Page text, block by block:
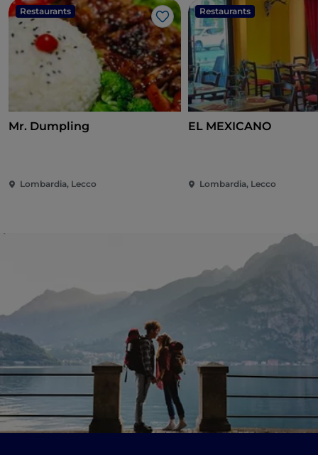
Restaurants
Like
Mr. Dumpling
Lombardia, Lecco
Restaurants
EL MEXICANO
Lombardia, Lecco